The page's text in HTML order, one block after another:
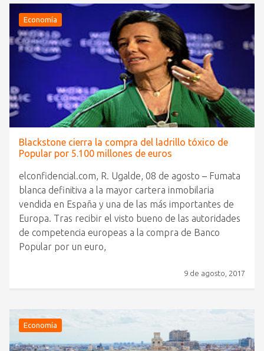
Economía
Blackstone cierra la compra del ladrillo tóxico de
Popular por 5.100 millones de euros
elconfidencial.com, R. Ugalde, 08 de agosto – Fumata
blanca definitiva a la mayor cartera inmobilaria
vendida en España y una de las más importantes de
Europa. Tras recibir el visto bueno de las autoridades
de competencia europeas a la compra de Banco
Popular por un euro,
9 de agosto, 2017
Economía